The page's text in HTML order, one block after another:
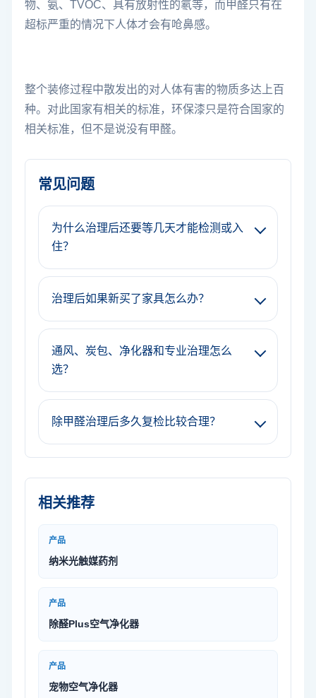
物、氨、TVOC、具有放射性的氡等，而甲醛只有在
超标严重的情况下人体才会有呛鼻感。
整个装修过程中散发出的对人体有害的物质多达上百
种。对此国家有相关的标准，环保漆只是符合国家的
相关标准，但不是说没有甲醛。
常见问题
为什么治理后还要等几天才能检测或入
住？
治理后如果新买了家具怎么办？
通风、炭包、净化器和专业治理怎么
选？
除甲醛治理后多久复检比较合理？
相关推荐
产品
纳米光触媒药剂
产品
除醛Plus空气净化器
产品
宠物空气净化器